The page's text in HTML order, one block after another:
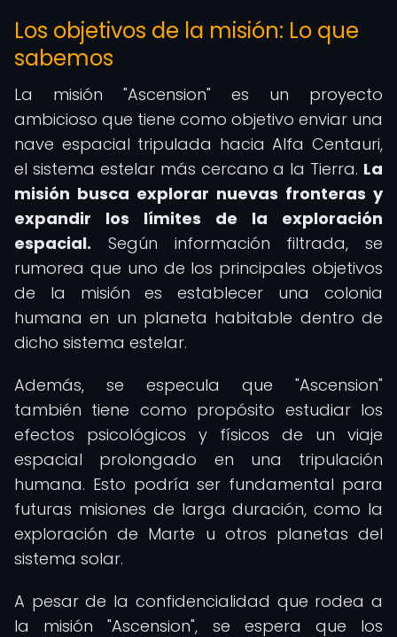
Los objetivos de la misión: Lo que
sabemos
La misión "Ascension" es un proyecto
ambicioso que tiene como objetivo enviar una
nave espacial tripulada hacia Alfa Centauri,
el sistema estelar más cercano a la Tierra. La
misión busca explorar nuevas fronteras y
expandir los límites de la exploración
espacial. Según información filtrada, se
rumorea que uno de los principales objetivos
de la misión es establecer una colonia
humana en un planeta habitable dentro de
dicho sistema estelar.
Además, se especula que "Ascension"
también tiene como propósito estudiar los
efectos psicológicos y físicos de un viaje
espacial prolongado en una tripulación
humana. Esto podría ser fundamental para
futuras misiones de larga duración, como la
exploración de Marte u otros planetas del
sistema solar.
A pesar de la confidencialidad que rodea a
la misión "Ascension", se espera que los